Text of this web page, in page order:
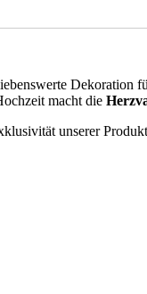
Dekoration
macht die
unserer